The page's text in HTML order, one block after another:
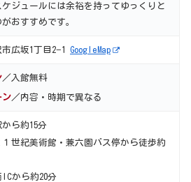
ケジュールには余裕を持ってゆっくりと
おすすめです。
広坂1丁目2−1 GoogleMap
／入館無料
ン／内容・時期で異なる
ら約15分
１世紀美術館・兼六園バス停から徒歩約
から約20分